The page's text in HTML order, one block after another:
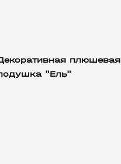
плюшевая
"Ель"